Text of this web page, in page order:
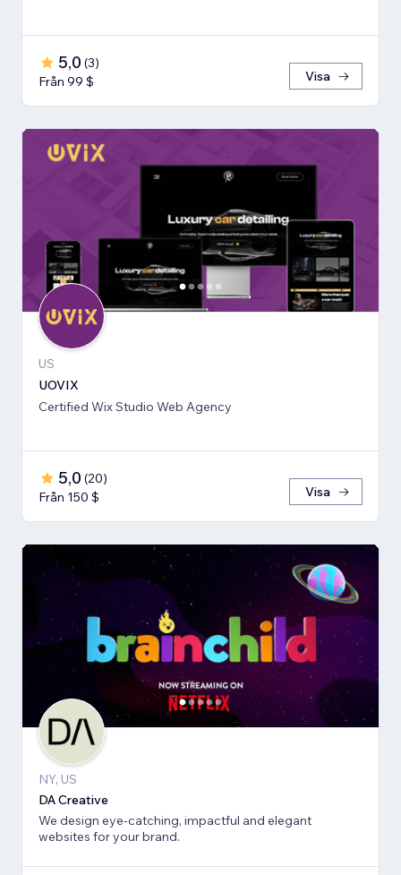
5,0 (3)
Från 99 $
Visa
US
UOVIX
Certified Wix Studio Web Agency
5,0 (20)
Från 150 $
Visa
NY, US
DA Creative
We design eye-catching, impactful and elegant
websites for your brand.